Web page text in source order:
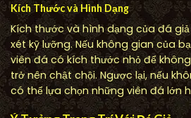
Kích Thước và Hình Dạng
Kích thước và hình dạng của đá
xét kỹ lưỡng. Nếu không gian của
viên đá có kích thước nhỏ để
trở nên chật chội. Ngược lại, nếu
có thể lựa chọn những viên đá lớn